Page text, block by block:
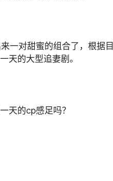
一对甜蜜的组合了，根据目
天的大型追妻剧。
天的cp感足吗？